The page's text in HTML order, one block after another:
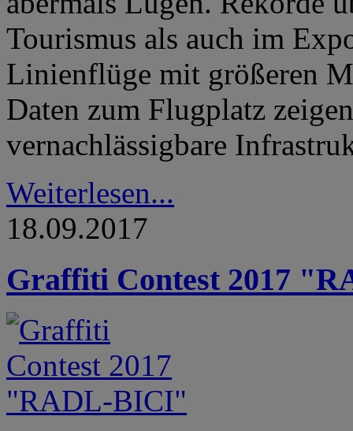
Tourismus als auch im
Linienflüge mit größeren
Daten zum Flugplatz
vernachlässigbare
Weiterlesen...
18.09.2017
Graffiti Contest 2017